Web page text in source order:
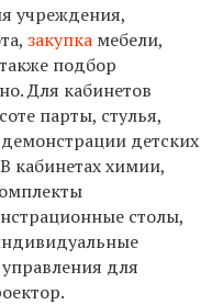
учреждения,
закупка мебели,
подбор
Для кабинетов
парты, стулья,
детских
кабинетах химии,
столы,
для